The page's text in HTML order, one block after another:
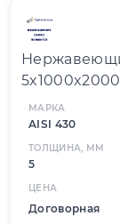
МАРКА
AISI 430
ТОЛЩИНА, ММ
5
ЦЕНА
Договорная